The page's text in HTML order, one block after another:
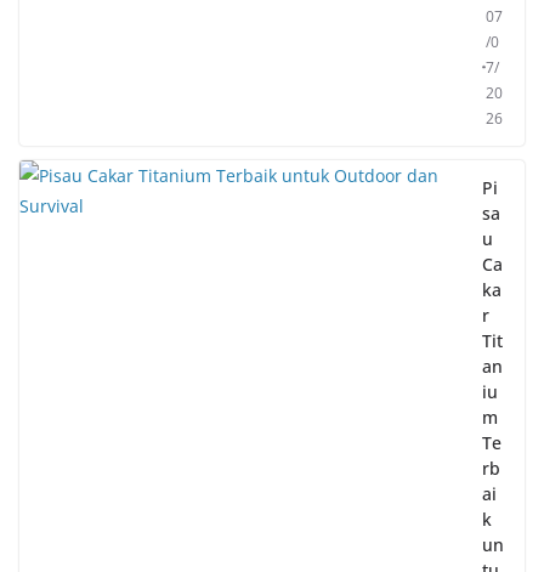
07
/0
7/
20
26
Pi
sa
u
Ca
ka
r
Tit
an
iu
m
Te
rb
ai
k
un